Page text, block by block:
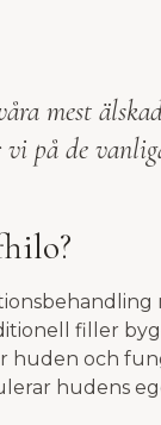
mest
på de
filler
huden och
hudens